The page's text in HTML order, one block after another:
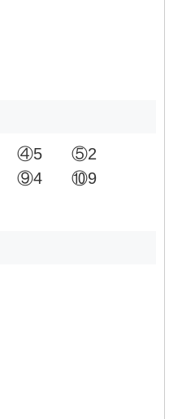
④5 ⑤2
⑨4 ⑩9